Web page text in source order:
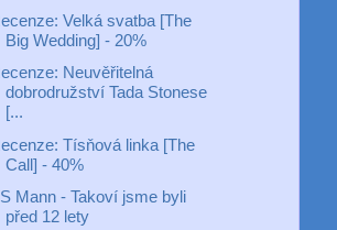
Velká svatba [The
Big Wedding] - 20%
Neuvěřitelná
dobrodružství Tada Stonese
[...
Tísňová linka [The
Call] - 40%
Mann - Takoví jsme byli
před 12 lety